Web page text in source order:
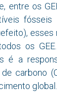
entre os
fósseis
os
é a
carbono
global..